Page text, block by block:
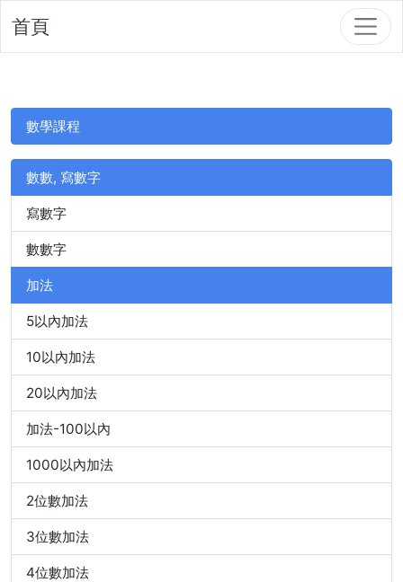
首頁
數學課程
數數, 寫數字
寫數字
數數字
加法
5以內加法
10以內加法
20以內加法
加法-100以內
1000以內加法
2位數加法
3位數加法
4位數加法